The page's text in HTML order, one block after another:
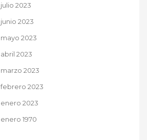
julio 2023
junio 2023
mayo 2023
abril 2023
marzo 2023
febrero 2023
enero 2023
enero 1970